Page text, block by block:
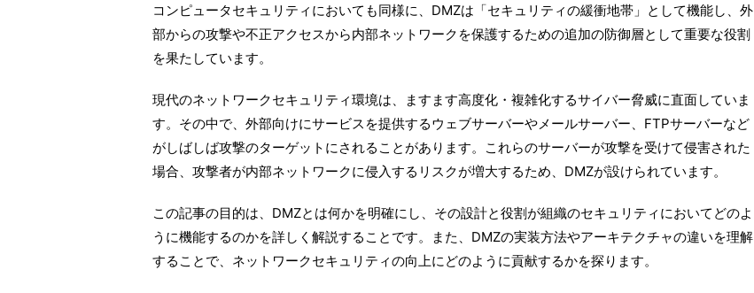
コンピュータセキュリティにおいても同様に、DMZは「セキュリティの緩衝地帯」として機能し、外
部からの攻撃や不正アクセスから内部ネットワークを保護するための追加の防御層として重要な役割
を果たしています。
現代のネットワークセキュリティ環境は、ますます高度化・複雑化するサイバー脅威に直面していま
す。その中で、外部向けにサービスを提供するウェブサーバーやメールサーバー、FTPサーバーなど
がしばしば攻撃のターゲットにされることがあります。これらのサーバーが攻撃を受けて侵害された
場合、攻撃者が内部ネットワークに侵入するリスクが増大するため、DMZが設けられています。
この記事の目的は、DMZとは何かを明確にし、その設計と役割が組織のセキュリティにおいてどのよ
うに機能するのかを詳しく解説することです。また、DMZの実装方法やアーキテクチャの違いを理解
することで、ネットワークセキュリティの向上にどのように貢献するかを探ります。